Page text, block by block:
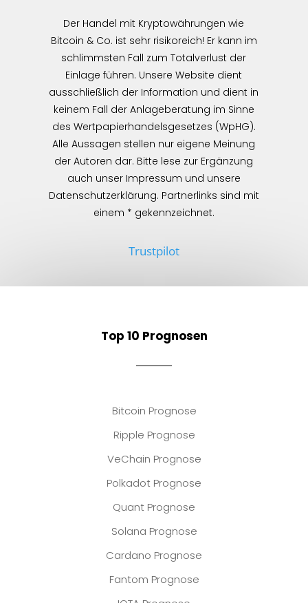
Der Handel mit Kryptowährungen wie
Bitcoin & Co. ist sehr risikoreich! Er kann im
schlimmsten Fall zum Totalverlust der
Einlage führen. Unsere Website dient
ausschließlich der Information und dient in
keinem Fall der Anlageberatung im Sinne
des Wertpapierhandelsgesetzes (WpHG).
Alle Aussagen stellen nur eigene Meinung
der Autoren dar. Bitte lese zur Ergänzung
auch unser Impressum und unsere
Datenschutzerklärung. Partnerlinks sind mit
einem * gekennzeichnet.
Trustpilot
Top 10 Prognosen
Bitcoin Prognose
Ripple Prognose
VeChain Prognose
Polkadot Prognose
Quant Prognose
Solana Prognose
Cardano Prognose
Fantom Prognose